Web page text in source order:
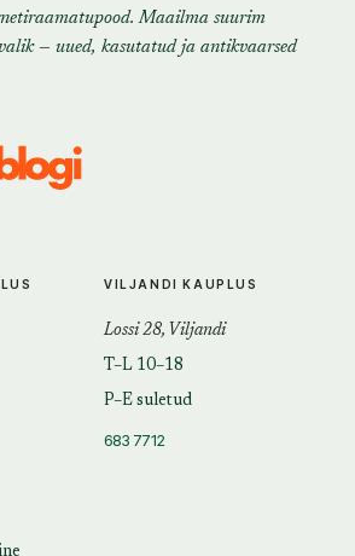
Maailma suurim
— uued, kasutatud ja antikvaarsed
VILJANDI KAUPLUS
Lossi 28, Viljandi
T–L 10–18
P–E suletud
683 7712